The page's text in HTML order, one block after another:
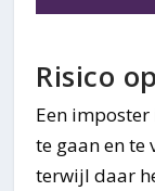
Risico
Een imposter
te gaan en te
terwijl daar